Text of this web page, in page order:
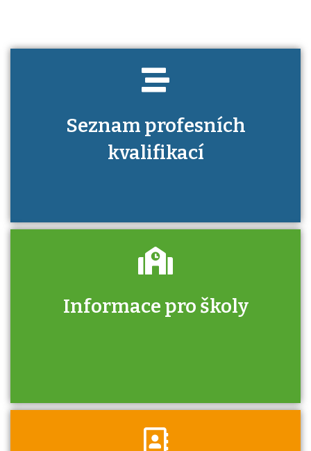
Seznam profesních
kvalifikací
Informace pro školy
Zjistěte, jak se přihlásit ke zkoušce a kde